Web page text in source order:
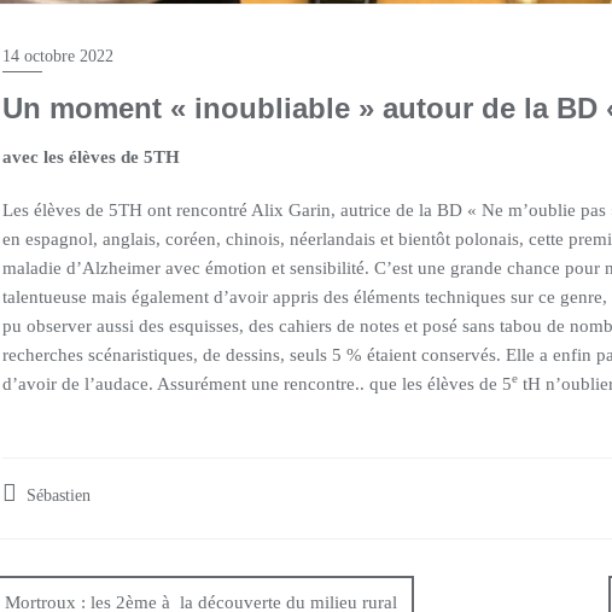
14 octobre 2022
Un moment « inoubliable » autour de la BD
avec les élèves de 5TH
Les élèves de 5TH ont rencontré Alix Garin, autrice de la BD « Ne m’oublie
en espagnol, anglais, coréen, chinois, néerlandais et bientôt polonais, cette
maladie d’Alzheimer avec émotion et sensibilité. C’est une grande chance pour
talentueuse mais également d’avoir appris des éléments techniques sur ce
pu observer aussi des esquisses, des cahiers de notes et posé sans tabou de
recherches scénaristiques, de dessins, seuls 5 % étaient conservés. Elle a
d’avoir de l’audace. Assurément une rencontre.. que les élèves de 5etH
Sébastien
Mortroux : les 2ème à la découverte du milieu rural